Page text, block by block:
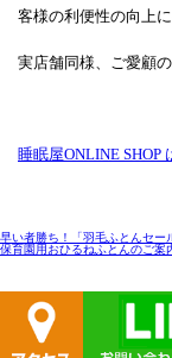
客様の利便性の向上に
実店舗同様、ご愛顧
睡眠屋ONLINE SHOP
早い者勝ち！「羽毛ふとんセー
保育園用おひるねふとんのご案